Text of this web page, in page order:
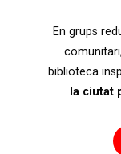
En grups
biblioteca
la ciutat